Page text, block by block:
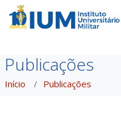
Publicações
Início Publicações